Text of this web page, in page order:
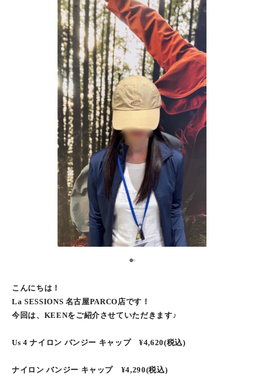
1
こんにちは！
La SESSIONS 名古屋PARCO店です！
今回は、KEENをご紹介させていただきます♪
Us 4 ナイロン バンジー キャップ ¥4,620(税込)
ナイロン バンジー キャップ ¥4,290(税込)